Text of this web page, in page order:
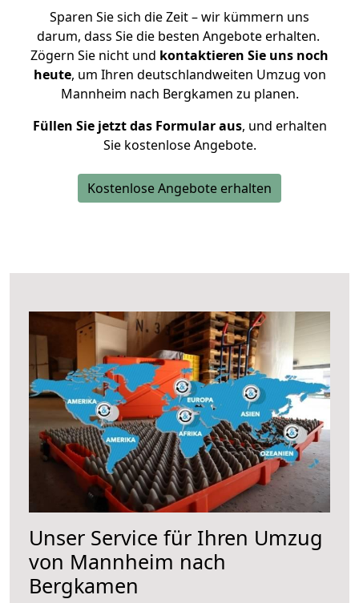
Sparen Sie sich die Zeit – wir kümmern uns
darum, dass Sie die besten Angebote erhalten.
Zögern Sie nicht und kontaktieren Sie uns noch
heute, um Ihren deutschlandweiten Umzug von
Mannheim nach Bergkamen zu planen.
Füllen Sie jetzt das Formular aus, und erhalten
Sie kostenlose Angebote.
Kostenlose Angebote erhalten
Unser Service für Ihren Umzug
von Mannheim nach
Bergkamen